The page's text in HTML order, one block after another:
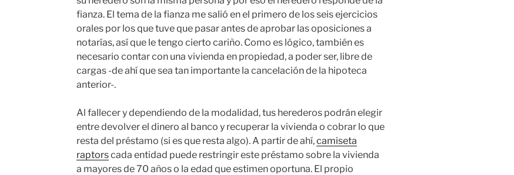
fianza. El tema de la fianza me salió en el primero de los seis ejercicios
orales por los que tuve que pasar antes de aprobar las oposiciones a
notarías, así que le tengo cierto cariño. Como es lógico, también es
necesario contar con una vivienda en propiedad, a poder ser, libre de
cargas -de ahí que sea tan importante la cancelación de la hipoteca
anterior-.
Al fallecer y dependiendo de la modalidad, tus herederos podrán elegir
entre devolver el dinero al banco y recuperar la vivienda o cobrar lo que
resta del préstamo (si es que resta algo). A partir de ahí,camiseta
raptorscada entidad puede restringir este préstamo sobre la vivienda
a mayores de 70 años o la edad que estimen oportuna. El propio